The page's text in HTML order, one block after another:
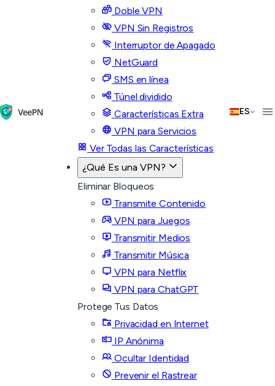
Doble VPN
VPN Sin Registros
Interruptor de Apagado
NetGuard
SMS en línea
Túnel dividido
Características Extra
VPN para Servicios
Ver Todas las Características
¿Qué Es una VPN?
Eliminar Bloqueos
Transmite Contenido
VPN para Juegos
Transmitir Medios
Transmitir Música
VPN para Netflix
VPN para ChatGPT
Protege Tus Datos
Privacidad en Internet
IP Anónima
Ocultar Identidad
Prevenir el Rastrear
ES